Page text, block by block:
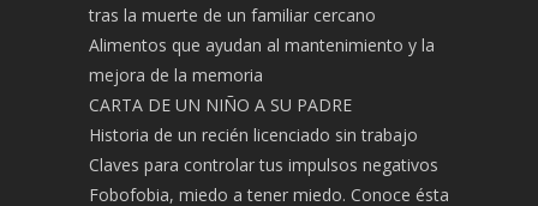
tras la muerte de un familiar cercano
Alimentos que ayudan al mantenimiento y la
mejora de la memoria
CARTA DE UN NIÑO A SU PADRE
Historia de un recién licenciado sin trabajo
Claves para controlar tus impulsos negativos
Fobofobia, miedo a tener miedo. Conoce ésta